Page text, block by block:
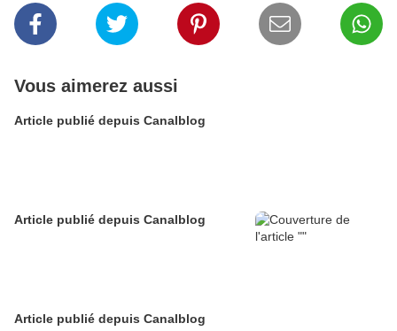
Vous aimerez aussi
Article publié depuis Canalblog
Article publié depuis Canalblog
Article publié depuis Canalblog